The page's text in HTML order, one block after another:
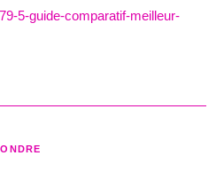
5-guide-comparatif-meilleur-